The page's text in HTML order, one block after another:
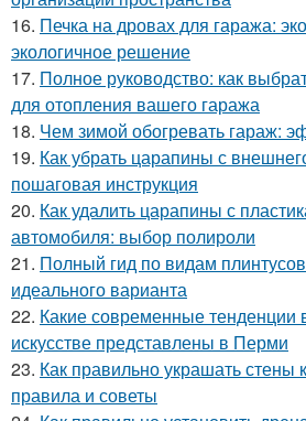
16. Печка на дровах для гаража:
экологичное решение
17. Полное руководство: как
для отопления вашего гаража
18. Чем зимой обогревать гараж:
19. Как убрать царапины с
пошаговая инструкция
20. Как удалить царапины с
автомобиля: выбор полироли
21. Полный гид по видам
идеального варианта
22. Какие современные тенденции
искусстве представлены в Перми
23. Как правильно украшать стены
правила и советы